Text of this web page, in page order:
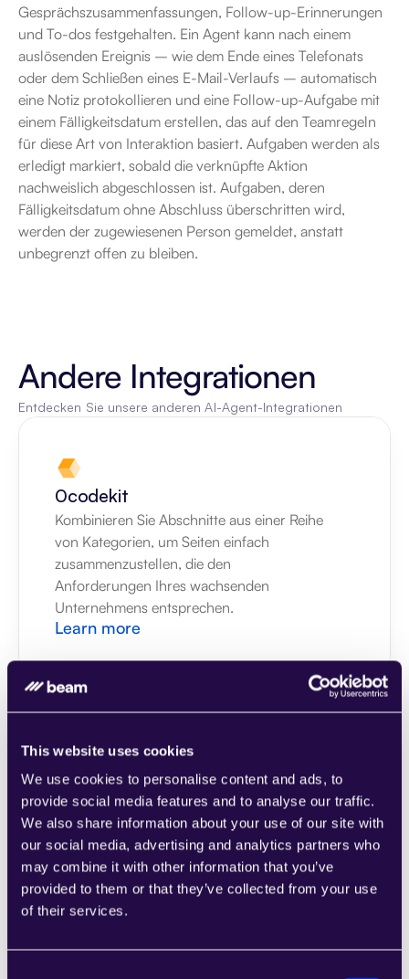
This website uses cookies
We use cookies to personalise content and ads, to
provide social media features and to analyse our traffic.
We also share information about your use of our site with
our social media, advertising and analytics partners who
may combine it with other information that you’ve
provided to them or that they’ve collected from your use
of their services.
Gesprächszusammenfassungen, Follow-up-Erinnerungen
und To-dos festgehalten. Ein Agent kann nach einem
auslösenden Ereignis – wie dem Ende eines Telefonats
oder dem Schließen eines E-Mail-Verlaufs – automatisch
eine Notiz protokollieren und eine Follow-up-Aufgabe mit
einem Fälligkeitsdatum erstellen, das auf den Teamregeln
für diese Art von Interaktion basiert. Aufgaben werden als
erledigt markiert, sobald die verknüpfte Aktion
nachweislich abgeschlossen ist. Aufgaben, deren
Fälligkeitsdatum ohne Abschluss überschritten wird,
werden der zugewiesenen Person gemeldet, anstatt
unbegrenzt offen zu bleiben.
Andere Integrationen
Entdecken Sie unsere anderen AI-Agent-Integrationen
0codekit
Kombinieren Sie Abschnitte aus einer Reihe
von Kategorien, um Seiten einfach
zusammenzustellen, die den
Anforderungen Ihres wachsenden
Unternehmens entsprechen.
Learn more
1CRM
Kombinieren Sie Abschnitte aus einer Reihe
von Kategorien, um Seiten einfach
zusammenzustellen, die den
Anforderungen Ihres wachsenden
Unternehmens entsprechen.
Learn more